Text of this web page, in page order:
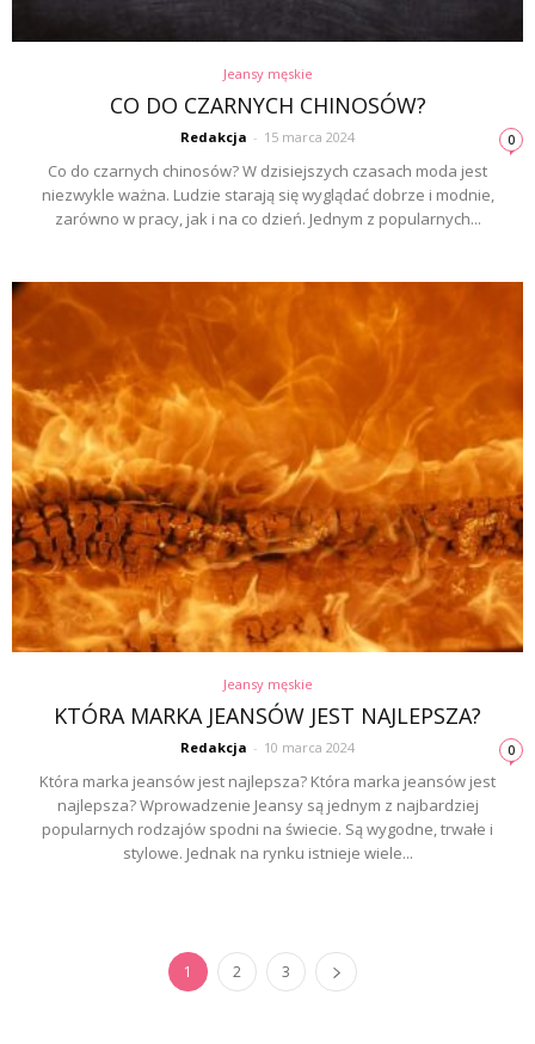
Jeansy męskie
CO DO CZARNYCH CHINOSÓW?
Redakcja - 15 marca 2024 0
Co do czarnych chinosów? W dzisiejszych czasach moda jest
niezwykle ważna. Ludzie starają się wyglądać dobrze i modnie,
zarówno w pracy, jak i na co dzień. Jednym z popularnych...
Jeansy męskie
KTÓRA MARKA JEANSÓW JEST NAJLEPSZA?
Redakcja - 10 marca 2024 0
Która marka jeansów jest najlepsza? Która marka jeansów jest
najlepsza? Wprowadzenie Jeansy są jednym z najbardziej
popularnych rodzajów spodni na świecie. Są wygodne, trwałe i
stylowe. Jednak na rynku istnieje wiele...
1 2 3